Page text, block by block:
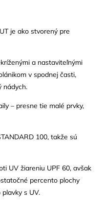
je ako stvorený pre
a nastaviteľnými
v spodnej časti,
nádych.
– presne tie malé prvky,
100, takže sú
UV žiareniu UPF 60, avšak
percento plochy
s UV.